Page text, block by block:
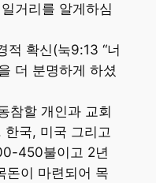
거리를 알게하심
적 확신(눅9:13 “너
더 분명하게 하셨
참할 개인과 교회
한국, 미국 그리고
450불이고 2년
돈이 마련되어 목